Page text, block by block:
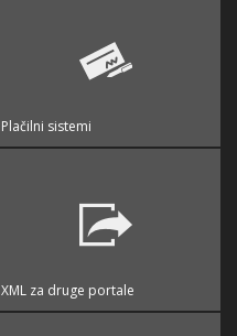
Plačilni sistemi
XML za druge portale